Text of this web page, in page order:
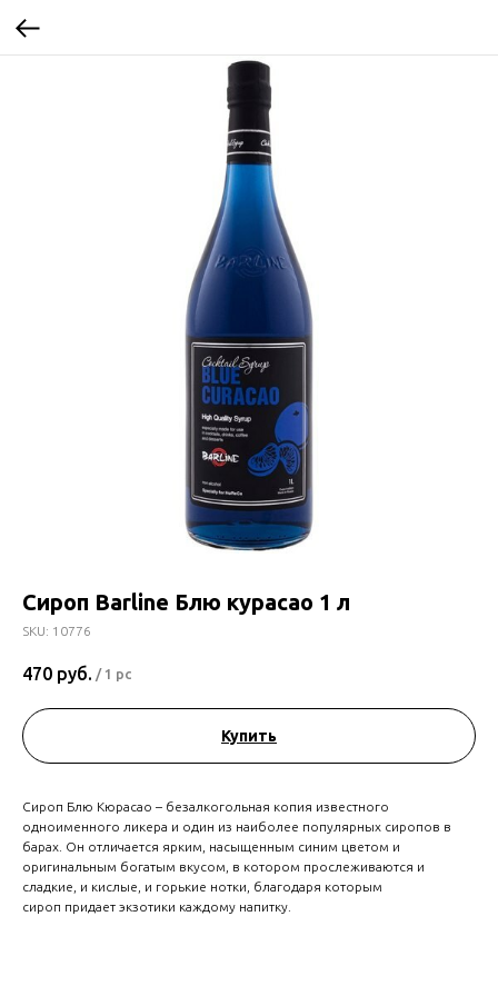
Сироп Barline Блю курасао 1 л
SKU: 10776
470 руб. / 1 pc
Купить
Сироп Блю Кюрасао – безалкогольная копия известного
одноименного ликера и один из наиболее популярных сиропов в
барах. Он отличается ярким, насыщенным синим цветом и
оригинальным богатым вкусом, в котором прослеживаются и
сладкие, и кислые, и горькие нотки, благодаря которым
сироп придает экзотики каждому напитку.